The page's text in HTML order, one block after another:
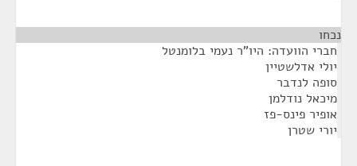
נכחו
חברי הוועדה: היו”ר נעמי בלומנטל
יולי אדלשטיין
סופה לנדבר
מיכאל נודלמן
אופיר פינס-פז
יורי שטרן